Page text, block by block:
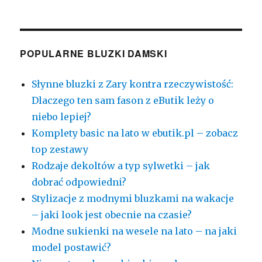
POPULARNE BLUZKI DAMSKI
Słynne bluzki z Zary kontra rzeczywistość:
Dlaczego ten sam fason z eButik leży o
niebo lepiej?
Komplety basic na lato w ebutik.pl – zobacz
top zestawy
Rodzaje dekoltów a typ sylwetki – jak
dobrać odpowiedni?
Stylizacje z modnymi bluzkami na wakacje
– jaki look jest obecnie na czasie?
Modne sukienki na wesele na lato – na jaki
model postawić?